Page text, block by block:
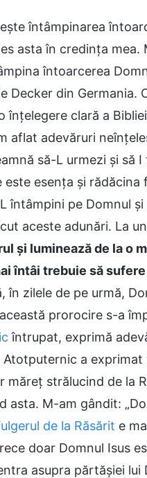
întâmpinarea
asta în credința
întoarcerea
Decker din Germania.
înțelegere clară a
aflat adevăruri
să-L urmezi și să
este esența și
întâmpini pe Domnul
aceste adunări. La
şi luminează de la o
întâi trebuie să
în zilele de pe urmă,
prorocire s-a
întrupat, exprimă
Atotputernic a
măreț strălucind de la
asta. M-am gândit:
de la Răsărit e
doar Domnul Isus
asupra părtășiei lui